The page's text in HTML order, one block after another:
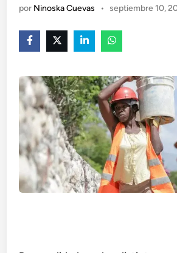
por Ninoska Cuevas • septiembre 10,